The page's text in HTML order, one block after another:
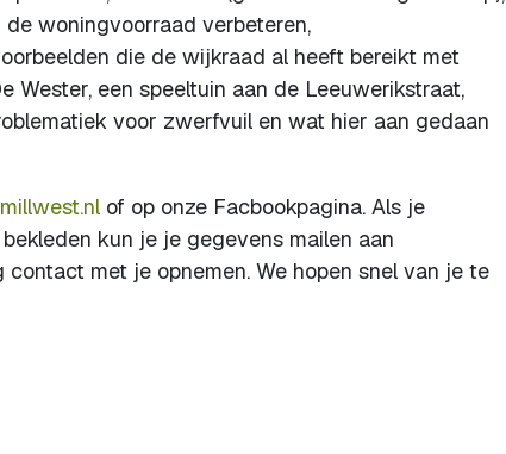
woningvoorraad verbeteren,
die de wijkraad al heeft bereikt met
Wester, een speeltuin aan de Leeuwerikstraat,
voor zwerfvuil en wat hier aan gedaan
of op onze Facbookpagina. Als je
kun je je gegevens mailen aan
contact met je opnemen. We hopen snel van je te